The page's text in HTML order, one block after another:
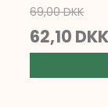
69,00 DKK
62,10 DKK